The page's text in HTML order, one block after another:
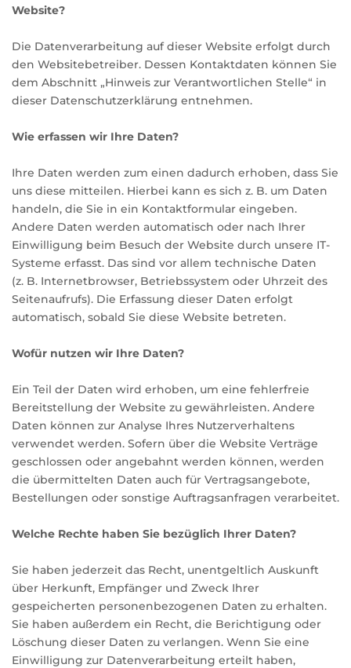
Website?
Die Datenverarbeitung auf dieser Website erfolgt durch
den Websitebetreiber. Dessen Kontaktdaten können Sie
dem Abschnitt „Hinweis zur Verantwortlichen Stelle“ in
dieser Datenschutzerklärung entnehmen.
Wie erfassen wir Ihre Daten?
Ihre Daten werden zum einen dadurch erhoben, dass Sie
uns diese mitteilen. Hierbei kann es sich z. B. um Daten
handeln, die Sie in ein Kontaktformular eingeben.
Andere Daten werden automatisch oder nach Ihrer
Einwilligung beim Besuch der Website durch unsere IT-
Systeme erfasst. Das sind vor allem technische Daten
(z. B. Internetbrowser, Betriebssystem oder Uhrzeit des
Seitenaufrufs). Die Erfassung dieser Daten erfolgt
automatisch, sobald Sie diese Website betreten.
Wofür nutzen wir Ihre Daten?
Ein Teil der Daten wird erhoben, um eine fehlerfreie
Bereitstellung der Website zu gewährleisten. Andere
Daten können zur Analyse Ihres Nutzerverhaltens
verwendet werden. Sofern über die Website Verträge
geschlossen oder angebahnt werden können, werden
die übermittelten Daten auch für Vertragsangebote,
Bestellungen oder sonstige Auftragsanfragen verarbeitet.
Welche Rechte haben Sie bezüglich Ihrer Daten?
Sie haben jederzeit das Recht, unentgeltlich Auskunft
über Herkunft, Empfänger und Zweck Ihrer
gespeicherten personenbezogenen Daten zu erhalten.
Sie haben außerdem ein Recht, die Berichtigung oder
Löschung dieser Daten zu verlangen. Wenn Sie eine
Einwilligung zur Datenverarbeitung erteilt haben,